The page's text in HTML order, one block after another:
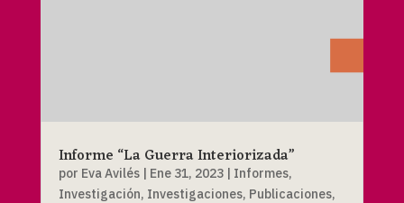
Informe “La Guerra Interiorizada”
por Eva Avilés| Ene 31, 2023| Informes,
Investigación, Investigaciones, Publicaciones,